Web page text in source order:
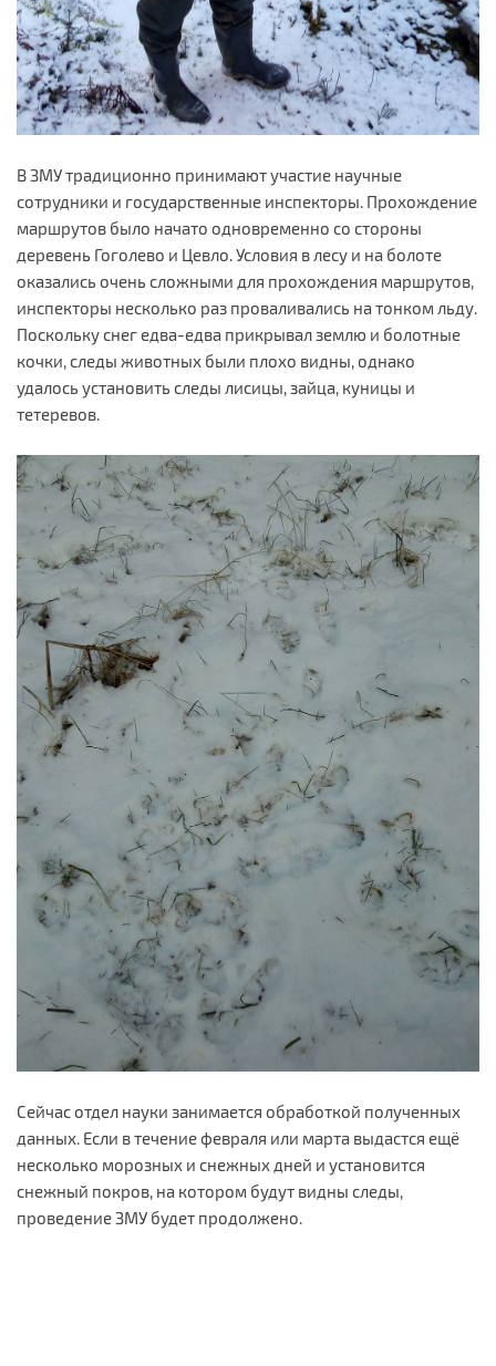
В ЗМУ традиционно принимают участие научные
сотрудники и государственные инспекторы. Прохождение
маршрутов было начато одновременно со стороны
деревень Гоголево и Цевло. Условия в лесу и на болоте
оказались очень сложными для прохождения маршрутов,
инспекторы несколько раз проваливались на тонком льду.
Поскольку снег едва-едва прикрывал землю и болотные
кочки, следы животных были плохо видны, однако
удалось установить следы лисицы, зайца, куницы и
тетеревов.
Сейчас отдел науки занимается обработкой полученных
данных. Если в течение февраля или марта выдастся ещё
несколько морозных и снежных дней и установится
снежный покров, на котором будут видны следы,
проведение ЗМУ будет продолжено.